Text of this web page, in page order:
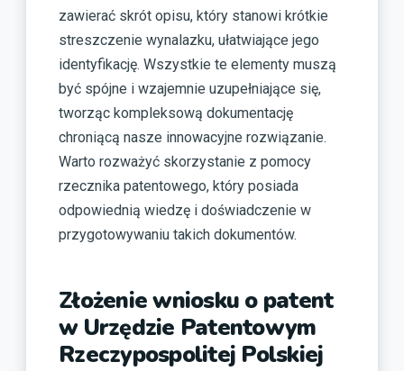
zawierać skrót opisu, który stanowi krótkie
streszczenie wynalazku, ułatwiające jego
identyfikację. Wszystkie te elementy muszą
być spójne i wzajemnie uzupełniające się,
tworząc kompleksową dokumentację
chroniącą nasze innowacyjne rozwiązanie.
Warto rozważyć skorzystanie z pomocy
rzecznika patentowego, który posiada
odpowiednią wiedzę i doświadczenie w
przygotowywaniu takich dokumentów.
Złożenie wniosku o patent
w Urzędzie Patentowym
Rzeczypospolitej Polskiej